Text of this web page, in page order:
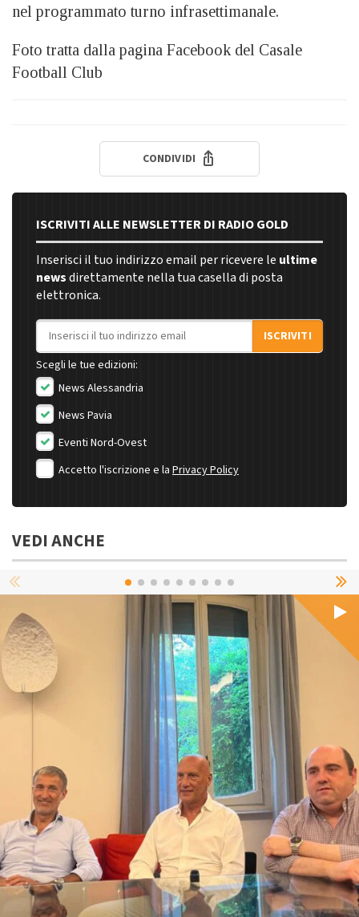
nel programmato turno infrasettimanale.
Foto tratta dalla pagina Facebook del Casale
Football Club
CONDIVIDI
ISCRIVITI ALLE NEWSLETTER DI RADIO GOLD
Inserisci il tuo indirizzo email per ricevere le ultime
newsdirettamente nella tua casella di posta
elettronica.
Indirizzo email
ISCRIVITI
Scegli le tue edizioni:
News Alessandria
News Pavia
Eventi Nord-Ovest
Accetto l'iscrizione e la Privacy Policy
VEDI ANCHE